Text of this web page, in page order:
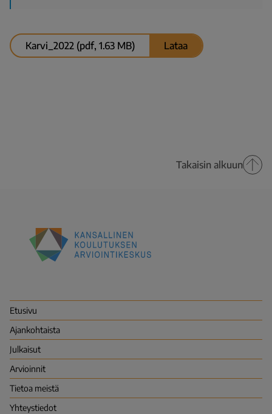
Karvi_2022 (pdf, 1.63 MB) Lataa
Takaisin alkuun
(Karvi)
Etusivu
Ajankohtaista
Julkaisut
Arvioinnit
Tietoa meistä
Yhteystiedot